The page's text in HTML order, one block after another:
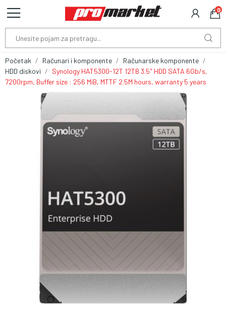
0
Početak Računari i komponente
Računarske komponente
HDD diskovi
Synology HAT5300-12T 12TB 3.5" HDD SATA 6Gb/s,
7200rpm, Buffer size : 256 MiB, MTTF 2.5M hours, warranty 5 years